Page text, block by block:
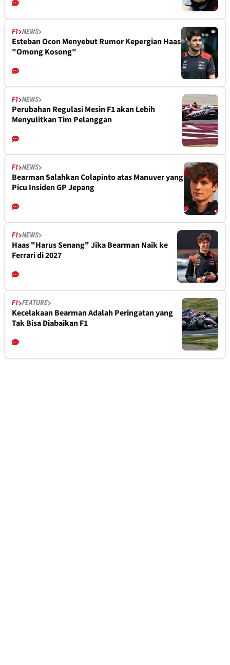
F1 NEWS
Esteban Ocon Menyebut Rumor Kepergian Haas
"Omong Kosong"
F1 NEWS
Perubahan Regulasi Mesin F1 akan Lebih
Menyulitkan Tim Pelanggan
F1 NEWS
Bearman Salahkan Colapinto atas Manuver yang
Picu Insiden GP Jepang
F1 NEWS
Haas "Harus Senang" Jika Bearman Naik ke
Ferrari di 2027
F1 FEATURE
Kecelakaan Bearman Adalah Peringatan yang
Tak Bisa Diabaikan F1